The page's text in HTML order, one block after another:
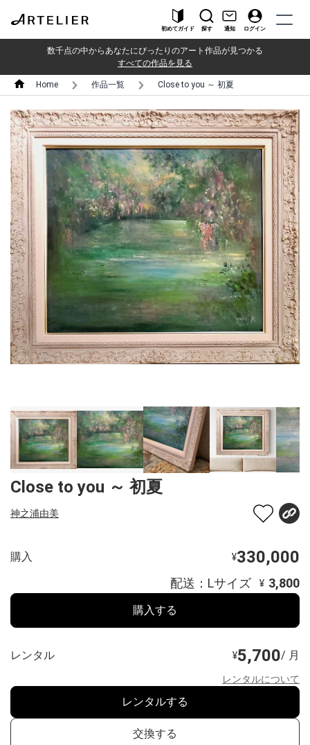
初めてガイド 探す 通知 ログイン
数千点の中からあなたにぴったりのアート作品が見つかる
すべての作品を見る
Home 作品一覧 Close to you ～ 初夏
Close to you ～ 初夏
神之浦由美
購入 ¥330,000
配送：Lサイズ ¥ 3,800
購入する
レンタル ¥5,700/ 月
レンタルについて
レンタルする
交換する